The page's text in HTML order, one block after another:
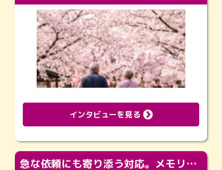
インタビューを見る
急な依頼にも寄り添う対応。メモリアルコーナーで振り返る大切な日々